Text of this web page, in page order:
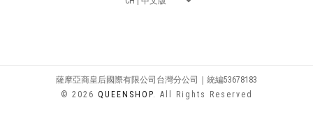
薩摩亞商皇后國際有限公司台灣分公司｜統編53678183
© 2026 QUEENSHOP. All Rights Reserved